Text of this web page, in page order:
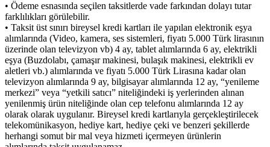
• Ödeme esnasında seçilen taksitlerde vade farkından dolayı tutar
farklılıkları görülebilir.
• Taksit üst sınırı bireysel kredi kartları ile yapılan elektronik eşya
alımlarında (Video, kamera, ses sistemleri, fiyatı 5.000 Türk lirasının
üzerinde olan televizyon vb) 4 ay, tablet alımlarında 6 ay, elektrikli
eşya (Buzdolabı, çamaşır makinesi, bulaşık makinesi, elektrikli ev
aletleri vb.) alımlarında ve fiyatı 5.000 Türk Lirasına kadar olan
televizyon alımlarında 9 ay, bilgisayar alımlarında 12 ay, “yenileme
merkezi” veya “yetkili satıcı” niteliğindeki iş yerlerinden alınan
yenilenmiş ürün niteliğinde olan cep telefonu alımlarında 12 ay
olarak olarak uygulanır. Bireysel kredi kartlarıyla gerçekleştirilecek
telekomünikasyon, hediye kart, hediye çeki ve benzeri şekillerde
herhangi somut bir mal veya hizmeti içermeyen ürünlerin